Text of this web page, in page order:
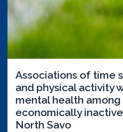
Associations of time
and physical activity
mental health
economically
North Savo